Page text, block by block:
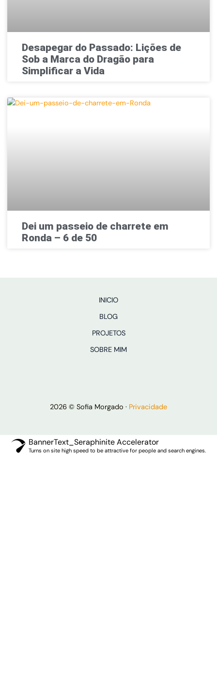
Desapegar do Passado: Lições de
Sob a Marca do Dragão para
Simplificar a Vida
Dei um passeio de charrete em
Ronda – 6 de 50
INICIO
BLOG
PROJETOS
SOBRE MIM
2026 © Sofia Morgado · Privacidade
BannerText_Seraphinite Accelerator
Turns on site high speed to be attractive for people and search engines.